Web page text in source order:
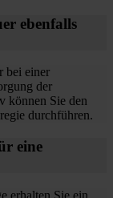
ebenfalls
bei einer
der
können Sie den
durchführen.
eine
erhalten Sie ein